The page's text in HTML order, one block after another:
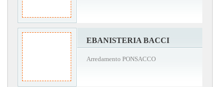
EBANISTERIA BACCI
Arredamento PONSACCO